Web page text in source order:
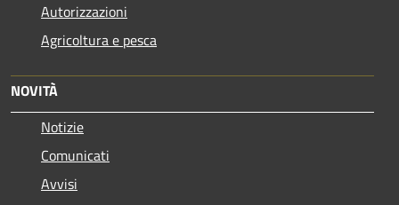
Autorizzazioni
Agricoltura e pesca
NOVITÀ
Notizie
Comunicati
Avvisi